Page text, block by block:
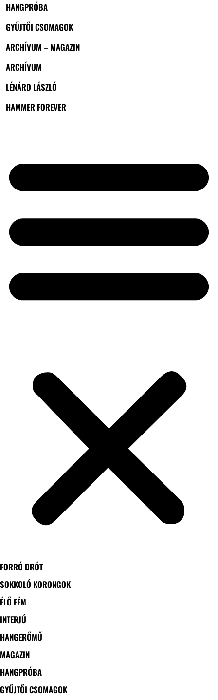
HANGPRÓBA
GYŰJTŐI CSOMAGOK
ARCHÍVUM – MAGAZIN
ARCHÍVUM
LÉNÁRD LÁSZLÓ
HAMMER FOREVER
FORRÓ DRÓT
SOKKOLÓ KORONGOK
ÉLŐ FÉM
INTERJÚ
HANGERŐMŰ
MAGAZIN
HANGPRÓBA
GYŰJTŐI CSOMAGOK